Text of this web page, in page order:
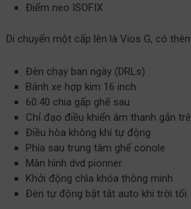
Điểm neo ISOFIX
Di chuyển một cấp lên là Vios G, có
Đèn chạy ban ngày (DRLs)
Bánh xe hợp kim 16 inch
60:40 chia gấp ghế sau
Chỉ đạo điều khiển âm thanh gắn
Điều hòa không khí tự động
Phía sau trung tâm ghế conole
Màn hình dvd pionner
Khởi động chìa khóa thông minh
Đèn tự động bật tắt auto khi trời tối.